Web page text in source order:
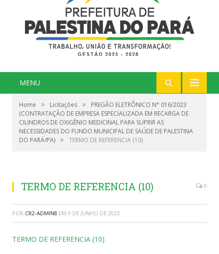
MENU
Home » Licitações »
PREGÃO ELETRÔNICO N° 016/2023
(CONTRATAÇÃO DE EMPRESA ESPECIALIZADA EM RECARGA DE
CILINDROS DE OXIGÊNIO MEDICINAL PARA SUPRIR AS
NECESSIDADES DO FUNDO MUNICIPAL DE SAÚDE DE PALESTINA
DO PARÁ/PA) » TERMO DE REFERENCIA (10)
TERMO DE REFERENCIA (10) 0
POR CR2-ADMIN8 EM 9 DE JUNHO DE 2023
TERMO DE REFERENCIA (10)